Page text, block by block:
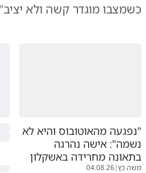
כשמצבו מוגדר קשה ולא
"נפגעה מהאוטובוס והיא לא
נשמה": אישה נהרגה
בתאונה מחרידה באשקלון
משה כץ|
04.08.26